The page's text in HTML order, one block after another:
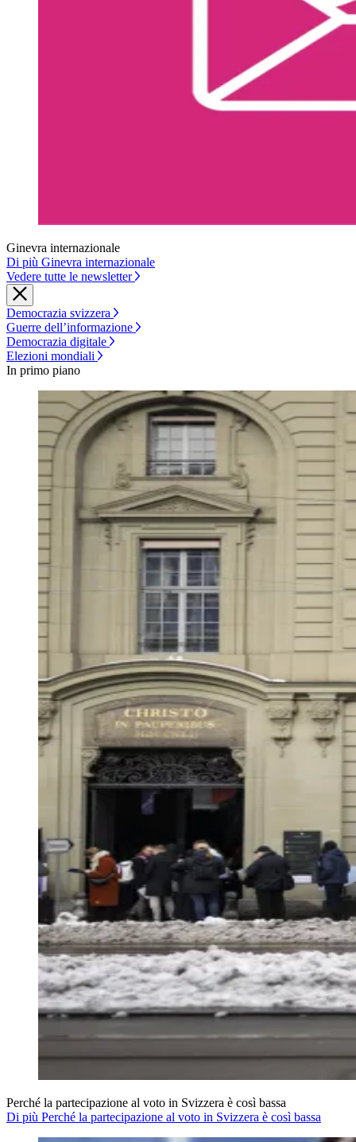
Ginevra internazionale
Di più Ginevra internazionale
Vedere tutte le newsletter
Democrazia svizzera
Guerre dell’informazione
Democrazia digitale
Elezioni mondiali
In primo piano
Perché la partecipazione al voto in Svizzera è così bassa
Di più Perché la partecipazione al voto in Svizzera è così bassa